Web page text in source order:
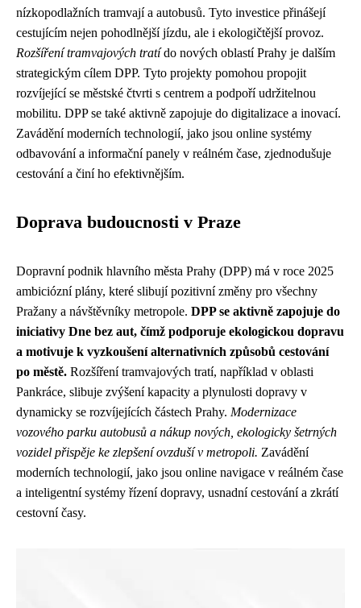
nízkopodlažních tramvají a autobusů. Tyto investice přinášejí
cestujícím nejen pohodlnější jízdu, ale i ekologičtější provoz.
Rozšíření tramvajových tratído nových oblastí Prahy je dalším
strategickým cílem DPP. Tyto projekty pomohou propojit
rozvíjející se městské čtvrti s centrem a podpoří udržitelnou
mobilitu. DPP se také aktivně zapojuje do digitalizace a inovací.
Zavádění moderních technologií, jako jsou online systémy
odbavování a informační panely v reálném čase, zjednodušuje
cestování a činí ho efektivnějším.
Doprava budoucnosti v Praze
Dopravní podnik hlavního města Prahy (DPP) má v roce 2025
ambiciózní plány, které slibují pozitivní změny pro všechny
Pražany a návštěvníky metropole. DPP se aktivně zapojuje do
iniciativy Dne bez aut, čímž podporuje ekologickou dopravu
a motivuje k vyzkoušení alternativních způsobů cestování
po městě. Rozšíření tramvajových tratí, například v oblasti
Pankráce, slibuje zvýšení kapacity a plynulosti dopravy v
dynamicky se rozvíjejících částech Prahy. Modernizace
vozového parku autobusů a nákup nových, ekologicky šetrných
vozidel přispěje ke zlepšení ovzduší v metropoli. Zavádění
moderních technologií, jako jsou online navigace v reálném čase
a inteligentní systémy řízení dopravy, usnadní cestování a zkrátí
cestovní časy.